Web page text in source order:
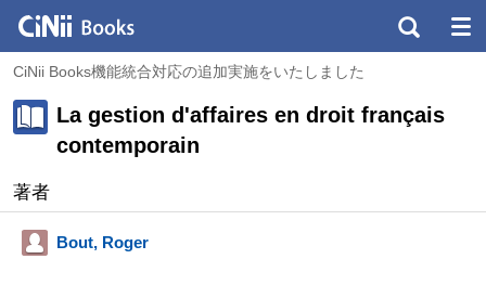
CiNii Books機能統合対応の追加実施をいたしました
La gestion d'affaires en droit français
contemporain
著者
Bout, Roger